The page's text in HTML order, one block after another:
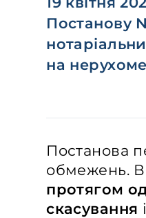
Постанову
на
Постанова
обмежень.
протягом
скасування